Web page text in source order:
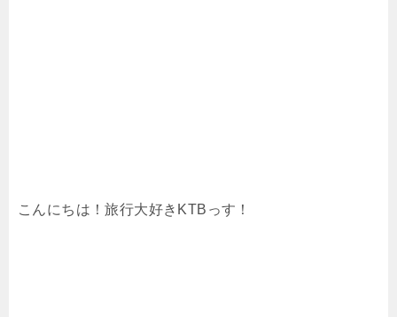
こんにちは！旅行大好きKTBっす！